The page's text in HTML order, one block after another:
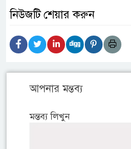
নিউজটি শেয়ার করুন
আপনার মন্তব্য
মন্তব্য লিখুন